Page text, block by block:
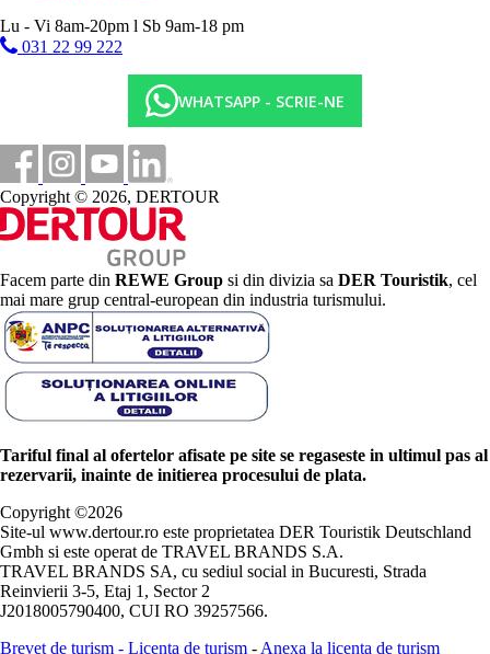
Lu - Vi 8am-20pm l Sb 9am-18 pm
031 22 99 222
WHATSAPP - SCRIE-NE
Copyright © 2026, DERTOUR
Facem parte din REWE Group si din divizia sa DER Touristik, cel
mai mare grup central-european din industria turismului.
Tariful final al ofertelor afisate pe site se regaseste in ultimul pas al
rezervarii, inainte de initierea procesului de plata.
Copyright ©2026
Site-ul www.dertour.ro este proprietatea DER Touristik Deutschland
Gmbh si este operat de TRAVEL BRANDS S.A.
TRAVEL BRANDS SA, cu sediul social in Bucuresti, Strada
Reinvierii 3-5, Etaj 1, Sector 2
J2018005790400, CUI RO 39257566.
Brevet de turism - Licenta de turism - Anexa la licenta de turism